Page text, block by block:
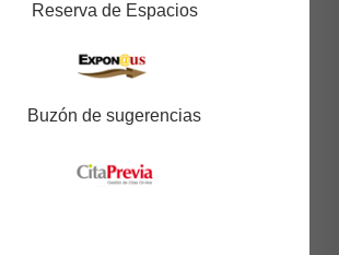
Reserva de Espacios
Buzón de sugerencias